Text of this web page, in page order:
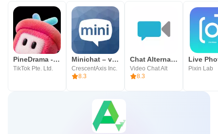
PineDrama - Short Dramas
TikTok Pte. Ltd.
Minichat – video chat acak
CrescentAxis Inc.
8.3
Chat Alternative — android app
Video Chat Alt
8.3
Live
Pixin Lab